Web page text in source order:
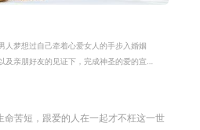
人梦想过自己牵着心爱女人的手步入婚姻
及亲朋好友的见证下，完成神圣的爱的宣
苦短，跟爱的人在一起才不枉这一世